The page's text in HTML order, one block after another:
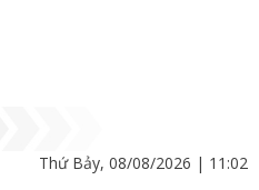
Thứ Bảy, 08/08/2026 | 11:02